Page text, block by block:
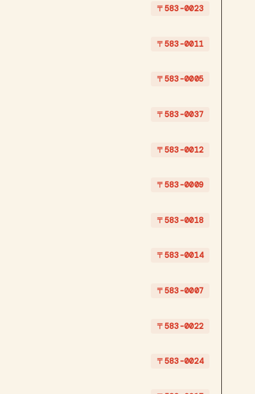
〒583-0023
〒583-0011
〒583-0005
〒583-0037
〒583-0012
〒583-0009
〒583-0018
〒583-0014
〒583-0007
〒583-0022
〒583-0024